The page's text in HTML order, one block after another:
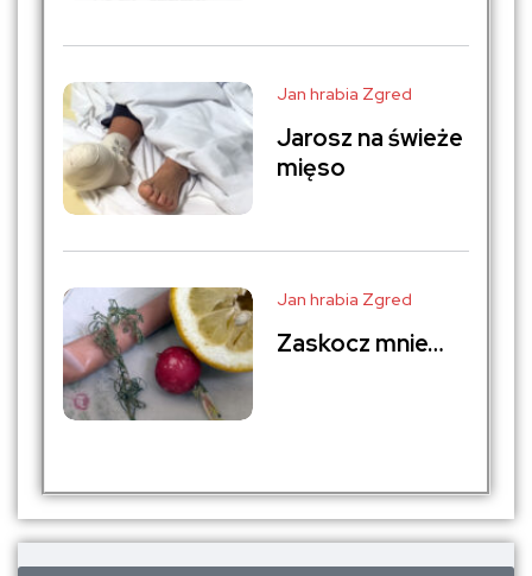
Jan hrabia Zgred
Jarosz na świeże
mięso
Jan hrabia Zgred
Zaskocz mnie…